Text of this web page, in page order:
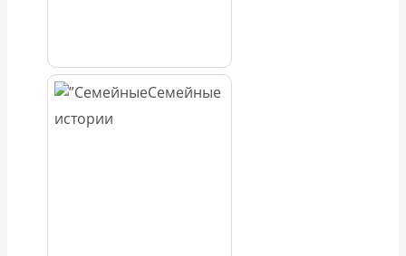
Семейные
истории